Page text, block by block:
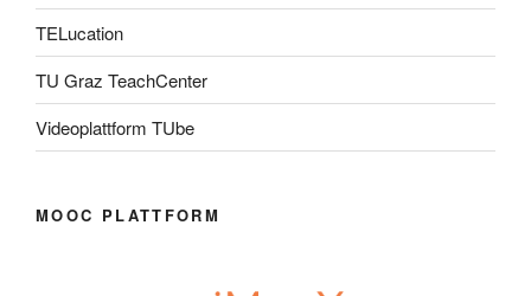
TELucation
TU Graz TeachCenter
Videoplattform TUbe
MOOC PLATTFORM